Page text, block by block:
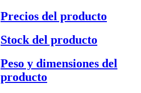
Precios del producto
Stock del producto
Peso y dimensiones del
producto